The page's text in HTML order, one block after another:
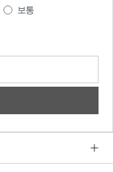
보통